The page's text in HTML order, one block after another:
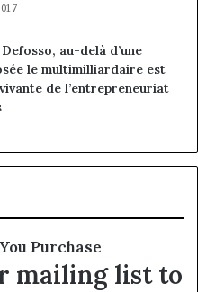
au-delà d’une
le multimilliardaire est
de l’entrepreneuriat
Purchase
mailing list to